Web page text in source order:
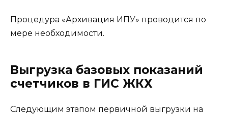
Процедура «Архивация ИПУ» проводится по
мере необходимости.
Выгрузка базовых показаний
счетчиков в ГИС ЖКХ
Следующим этапом первичной выгрузки на